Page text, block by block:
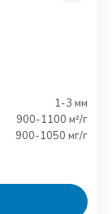
1-3 мм
900-1100 м²/г
900-1050 мг/г